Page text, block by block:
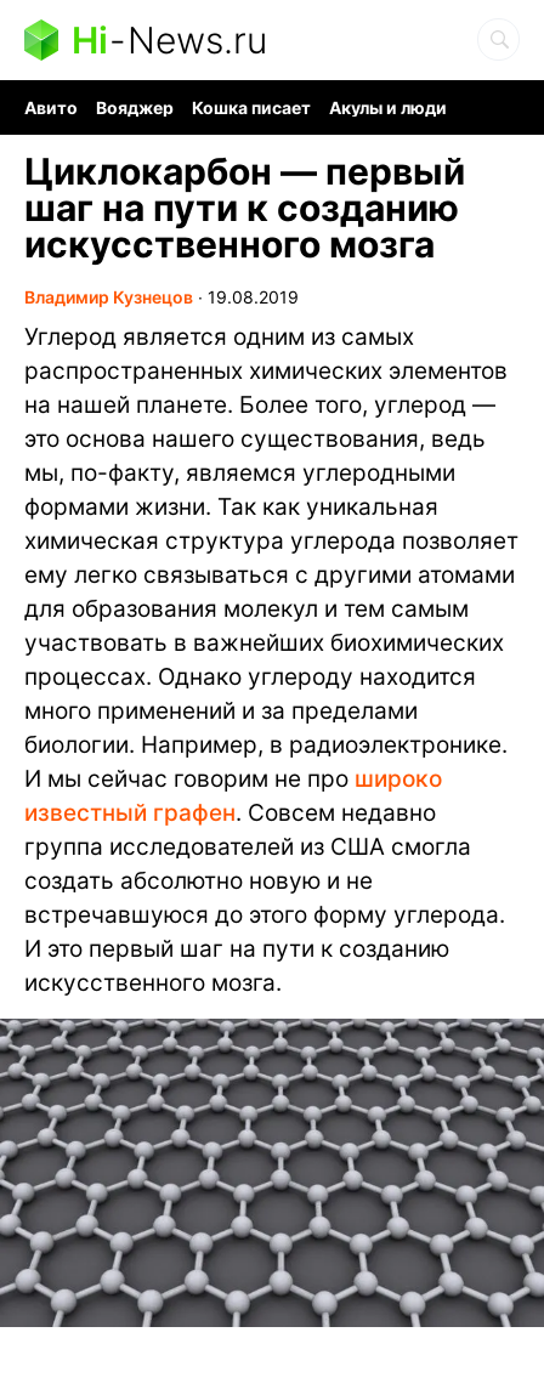
Hi-News.ru
Авито Вояджер Кошка писает
Акулы и люди
Циклокарбон — первый
шаг на пути к созданию
искусственного мозга
Владимир Кузнецов ∙ 19.08.2019
Углерод является одним из самых
распространенных химических элементов
на нашей планете. Более того, углерод —
это основа нашего существования, ведь
мы, по-факту, являемся углеродными
формами жизни. Так как уникальная
химическая структура углерода позволяет
ему легко связываться с другими атомами
для образования молекул и тем самым
участвовать в важнейших биохимических
процессах. Однако углероду находится
много применений и за пределами
биологии. Например, в радиоэлектронике.
И мы сейчас говорим не про широко
известный графен. Совсем недавно
группа исследователей из США смогла
создать абсолютно новую и не
встречавшуюся до этого форму углерода.
И это первый шаг на пути к созданию
искусственного мозга.